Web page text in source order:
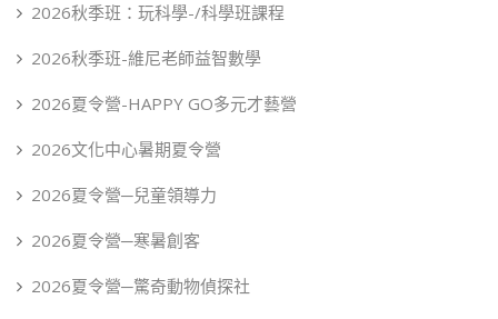
2026秋季班：玩科學-/科學班課程
2026秋季班-維尼老師益智數學
2026夏令營-HAPPY GO多元才藝營
2026文化中心暑期夏令營
2026夏令營─兒童領導力
2026夏令營─寒暑創客
2026夏令營─驚奇動物偵探社